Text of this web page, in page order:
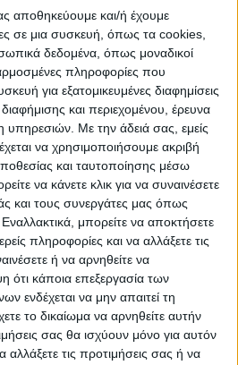
αποθηκεύουμε και/ή έχουμε
σε μια συσκευή, όπως τα cookies,
δεδομένα, όπως μοναδικοί
πληροφορίες που
για εξατομικευμένες διαφημίσεις
και περιεχομένου, έρευνα
υπηρεσιών. Με την άδειά σας, εμείς
να χρησιμοποιήσουμε ακριβή
και ταυτοποίησης μέσω
να κάνετε κλικ για να συναινέσετε
και τους συνεργάτες μας όπως
μπορείτε να αποκτήσετε
πληροφορίες και να αλλάξετε τις
ή να αρνηθείτε να
ότι κάποια επεξεργασία των
ενδέχεται να μην απαιτεί τη
το δικαίωμα να αρνηθείτε αυτήν
σας θα ισχύουν μόνο για αυτόν
τις προτιμήσεις σας ή να
της Καρδίτσας με
και προσεκτικά
γιγαντώθηκε και
ελίτ των
έχοντας όμως
τους Καρδιτσιώτες και
ανοδικής πορείας η
Καρδίτσας θα τα
εκδήλωση
5 το απόγευμα στο